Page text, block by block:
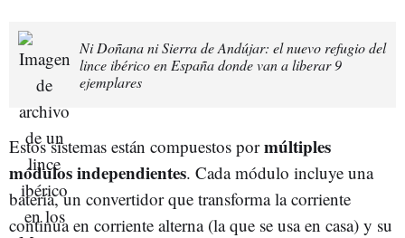
Ni Doñana ni Sierra de Andújar: el nuevo refugio del
lince ibérico en España donde van a liberar 9
ejemplares
Estos sistemas están compuestos pormúltiples
módulos independientes. Cada módulo incluye una
batería, un convertidor que transforma la corriente
continua en corriente alterna (la que se usa en casa) y su